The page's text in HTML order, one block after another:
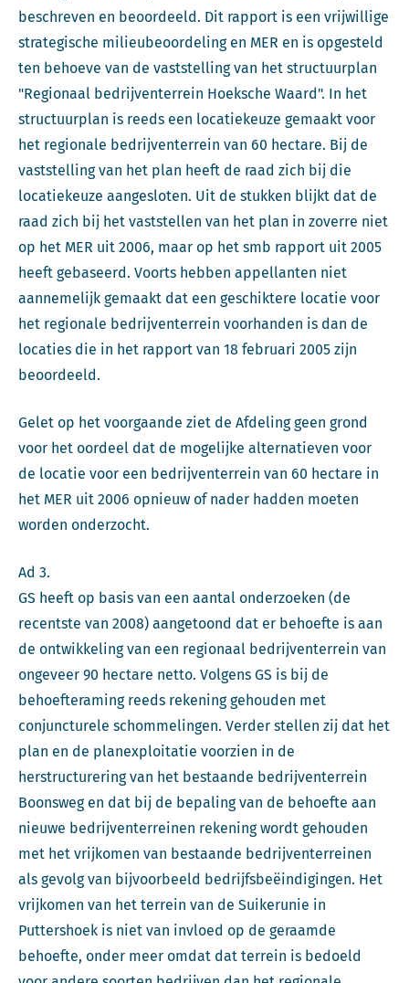
beschreven en beoordeeld. Dit rapport is een vrijwillige
strategische milieubeoordeling en MER en is opgesteld
ten behoeve van de vaststelling van het structuurplan
"Regionaal bedrijventerrein Hoeksche Waard". In het
structuurplan is reeds een locatiekeuze gemaakt voor
het regionale bedrijventerrein van 60 hectare. Bij de
vaststelling van het plan heeft de raad zich bij die
locatiekeuze aangesloten. Uit de stukken blijkt dat de
raad zich bij het vaststellen van het plan in zoverre niet
op het MER uit 2006, maar op het smb rapport uit 2005
heeft gebaseerd. Voorts hebben appellanten niet
aannemelijk gemaakt dat een geschiktere locatie voor
het regionale bedrijventerrein voorhanden is dan de
locaties die in het rapport van 18 februari 2005 zijn
beoordeeld.
Gelet op het voorgaande ziet de Afdeling geen grond
voor het oordeel dat de mogelijke alternatieven voor
de locatie voor een bedrijventerrein van 60 hectare in
het MER uit 2006 opnieuw of nader hadden moeten
worden onderzocht.
Ad 3.
GS heeft op basis van een aantal onderzoeken (de
recentste van 2008) aangetoond dat er behoefte is aan
de ontwikkeling van een regionaal bedrijventerrein van
ongeveer 90 hectare netto. Volgens GS is bij de
behoefteraming reeds rekening gehouden met
conjuncturele schommelingen. Verder stellen zij dat het
plan en de planexploitatie voorzien in de
herstructurering van het bestaande bedrijventerrein
Boonsweg en dat bij de bepaling van de behoefte aan
nieuwe bedrijventerreinen rekening wordt gehouden
met het vrijkomen van bestaande bedrijventerreinen
als gevolg van bijvoorbeeld bedrijfsbeëindigingen. Het
vrijkomen van het terrein van de Suikerunie in
Puttershoek is niet van invloed op de geraamde
behoefte, onder meer omdat dat terrein is bedoeld